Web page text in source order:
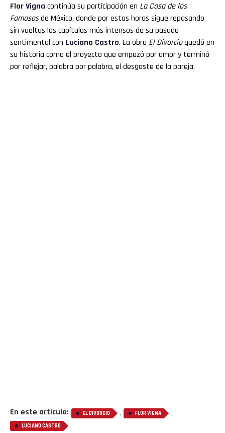
FlorVigna continúa su participación en La Casa de los
Famososde México, donde por estas horas sigue repasando
sin vueltas los capítulos más intensos de su pasado
sentimental con Luciano Castro. La obra El Divorcioquedó en
su historia como el proyecto que empezó por amor y terminó
por reflejar, palabra por palabra, el desgaste de la pareja.
En este artículo: EL DIVORCIO , FLOR VIGNA ,
LUCIANO CASTRO